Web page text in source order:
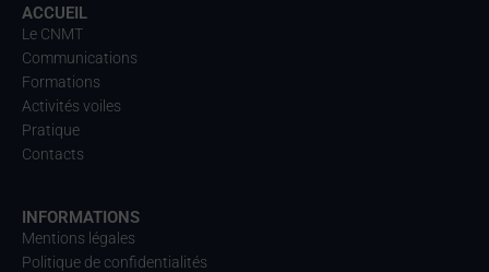
ACCUEIL
Le CNMT
Communications
Formations
Activités voiles
Pratique
Contacts
INFORMATIONS
Mentions légales
Politique de confidentialités